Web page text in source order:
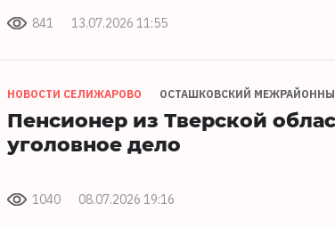
841 13.07.2026 11:55
НОВОСТИ СЕЛИЖАРОВО ОСТАШКОВСКИЙ
Пенсионер из Тверской
уголовное дело
1040 08.07.2026 19:16